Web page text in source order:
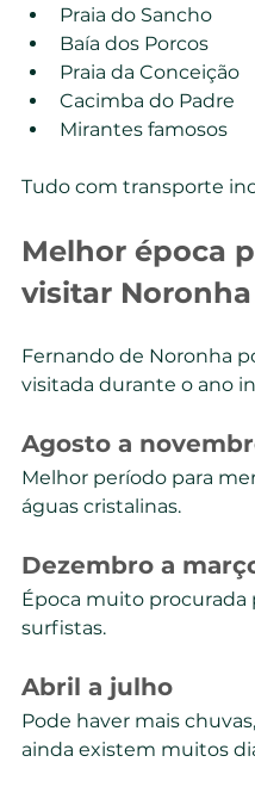
Praia do Sancho
Baía dos Porcos
Praia da Conceição
Cacimba do Padre
Mirantes famosos
Tudo com transporte
Melhor época
visitar Noronha
Fernando de Noronha
visitada durante o ano
Agosto a
Melhor período para
águas cristalinas.
Dezembro a
Época muito procurada
surfistas.
Abril a julho
Pode haver mais
ainda existem muitos